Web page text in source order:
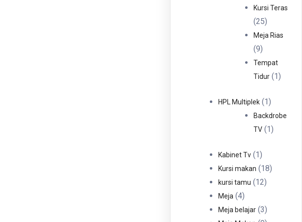
Kursi Teras
2525
Produk
Meja Rias
99
Produk
Tempat
Tidur
11
HPL Multiplek 11
Produk
Backdrobe
TV
11
Kabinet Tv 11
Produk
Kursi makan 1818
kursi tamu 1212
Meja 44
Produk
Meja belajar 33